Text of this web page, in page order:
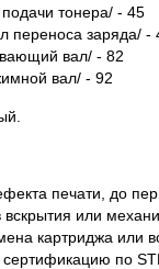
тонера/ - 45
переноса заряда/ -
вал/ - 82
вал/ - 92
печати, до
вскрытия или
картриджа или
по